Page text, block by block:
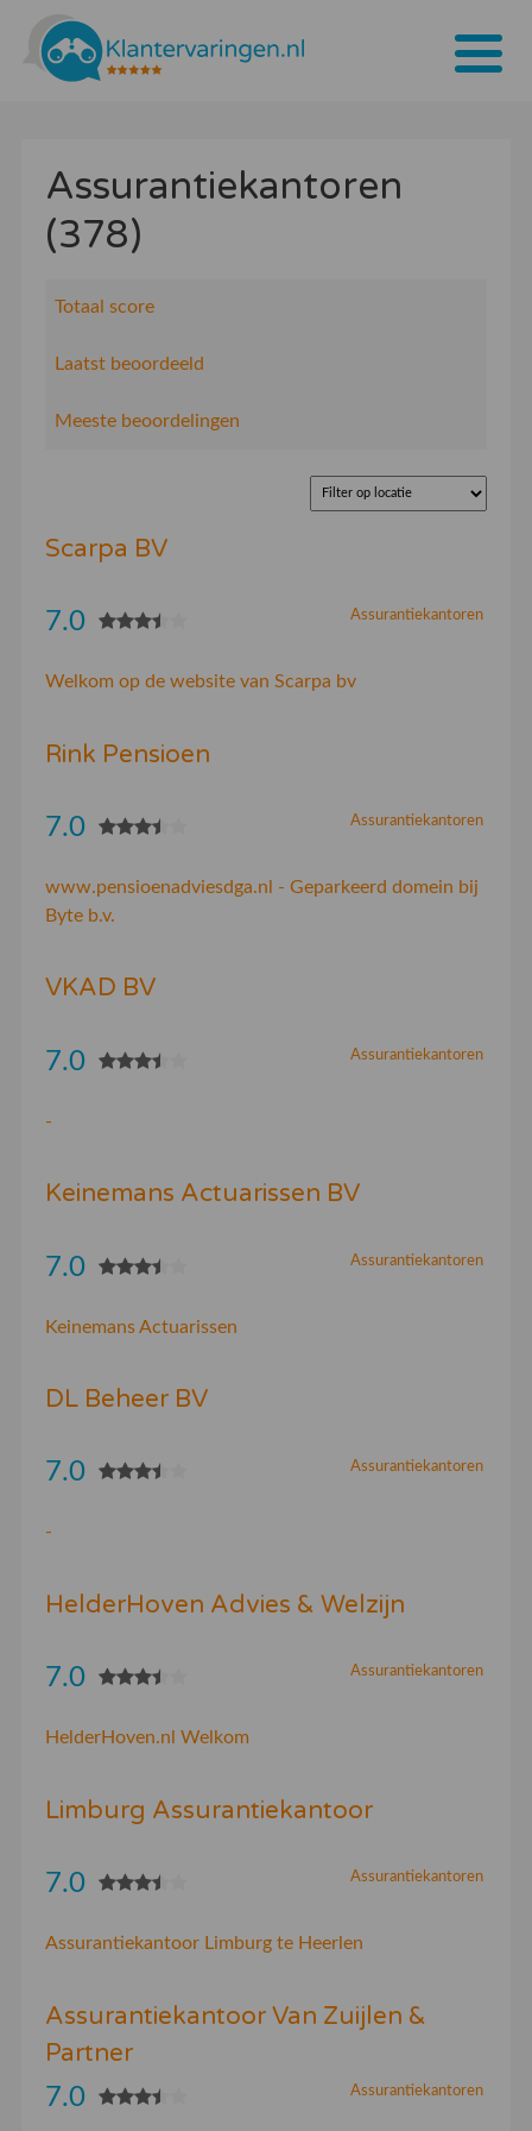
Tarieven
Bedrijven
Assurantiekantoren
(378)
Totaal score
Laatst beoordeeld
Meeste beoordelingen
Scarpa BV
Assurantiekantoren
7.0
Welkom op de website van Scarpa bv
Rink Pensioen
Assurantiekantoren
7.0
www.pensioenadviesdga.nl - Geparkeerd domein bij
Byte b.v.
VKAD BV
Assurantiekantoren
7.0
-
Keinemans Actuarissen BV
Assurantiekantoren
7.0
Keinemans Actuarissen
DL Beheer BV
Assurantiekantoren
7.0
-
HelderHoven Advies & Welzijn
Assurantiekantoren
7.0
HelderHoven.nl Welkom
Limburg Assurantiekantoor
Assurantiekantoren
7.0
Assurantiekantoor Limburg te Heerlen
Assurantiekantoor Van Zuijlen &
Partner
Assurantiekantoren
7.0